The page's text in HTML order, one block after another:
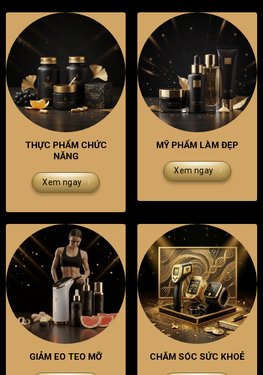
THỰC PHẨM CHỨC
NĂNG
Xem ngay
MỸ PHẨM LÀM ĐẸP
Xem ngay
GIẢM EO TEO MỠ CHĂM SÓC SỨC KHOẺ